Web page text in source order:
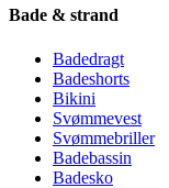
Bade & strand
Badedragt
Badeshorts
Bikini
Svømmevest
Svømmebriller
Badebassin
Badesko